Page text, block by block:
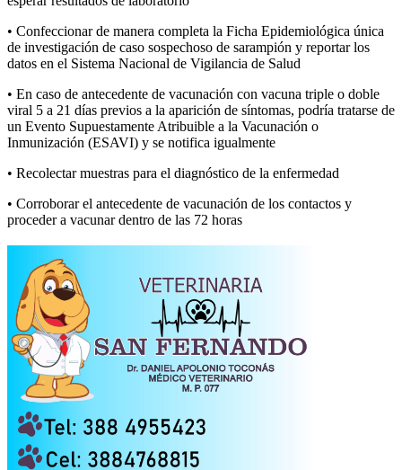
• Confeccionar de manera completa la Ficha Epidemiológica única
de investigación de caso sospechoso de sarampión y reportar los
datos en el Sistema Nacional de Vigilancia de Salud
• En caso de antecedente de vacunación con vacuna triple o doble
viral 5 a 21 días previos a la aparición de síntomas, podría tratarse de
un Evento Supuestamente Atribuible a la Vacunación o
Inmunización (ESAVI) y se notifica igualmente
• Recolectar muestras para el diagnóstico de la enfermedad
• Corroborar el antecedente de vacunación de los contactos y
proceder a vacunar dentro de las 72 horas